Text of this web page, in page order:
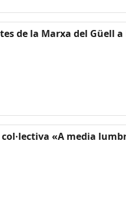
de la Marxa del Güell a
col·lectiva «A media